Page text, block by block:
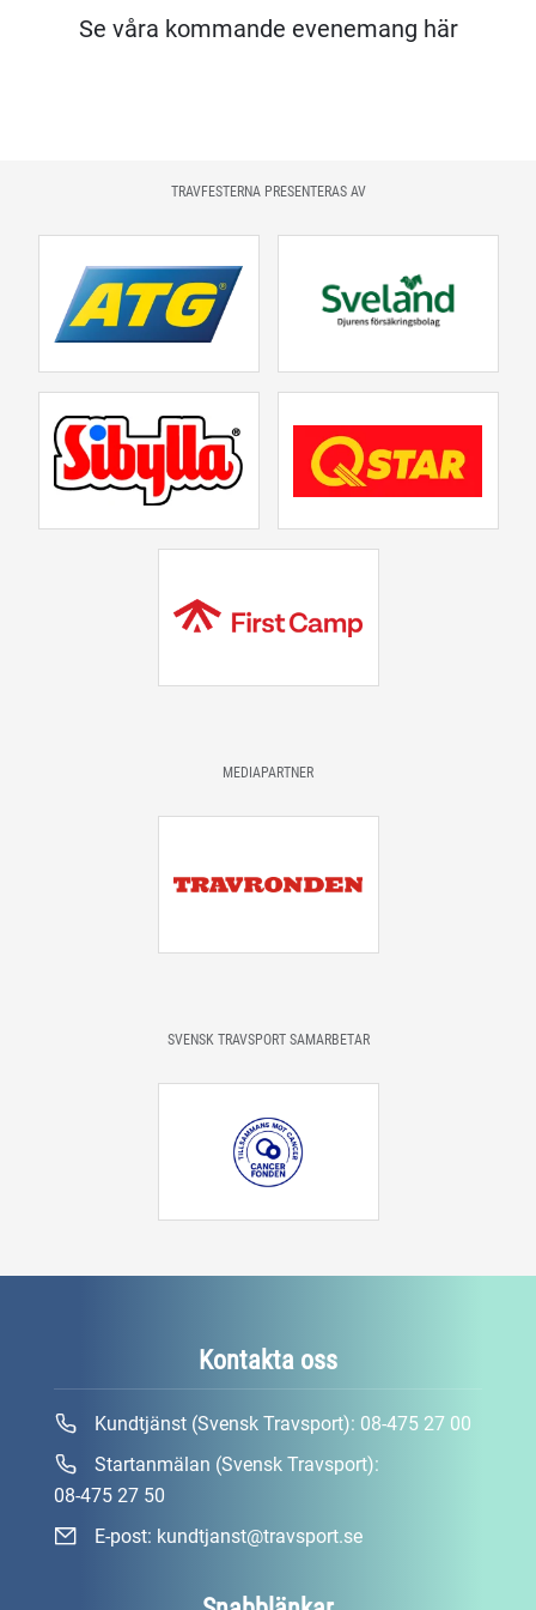
Se våra kommande evenemang här
TRAVFESTERNA PRESENTERAS AV
MEDIAPARTNER
SVENSK TRAVSPORT SAMARBETAR
Kontakta oss
Kundtjänst (Svensk Travsport): 08-475 27 00
Startanmälan (Svensk Travsport):
08-475 27 50
E-post: kundtjanst@travsport.se